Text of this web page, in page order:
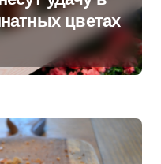
цветах